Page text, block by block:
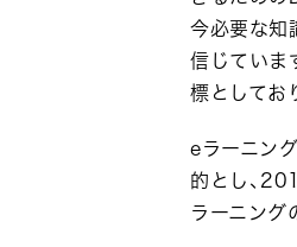
今必要な知
信じていま
標としてお
eラーニン
的とし、
ラーニン